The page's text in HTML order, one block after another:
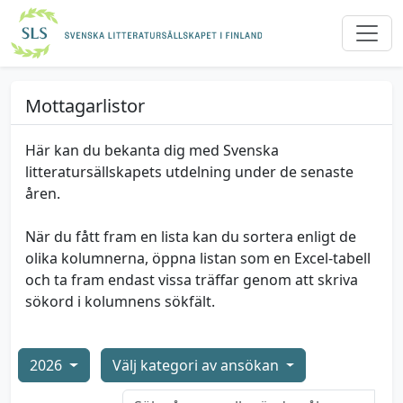
Mottagarlistor
Här kan du bekanta dig med Svenska
litteratursällskapets utdelning under de senaste
åren.
När du fått fram en lista kan du sortera enligt de
olika kolumnerna, öppna listan som en Excel-tabell
och ta fram endast vissa träffar genom att skriva
sökord i kolumnens sökfält.
2026 Välj kategori av ansökan